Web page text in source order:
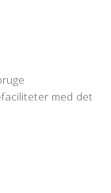
med det